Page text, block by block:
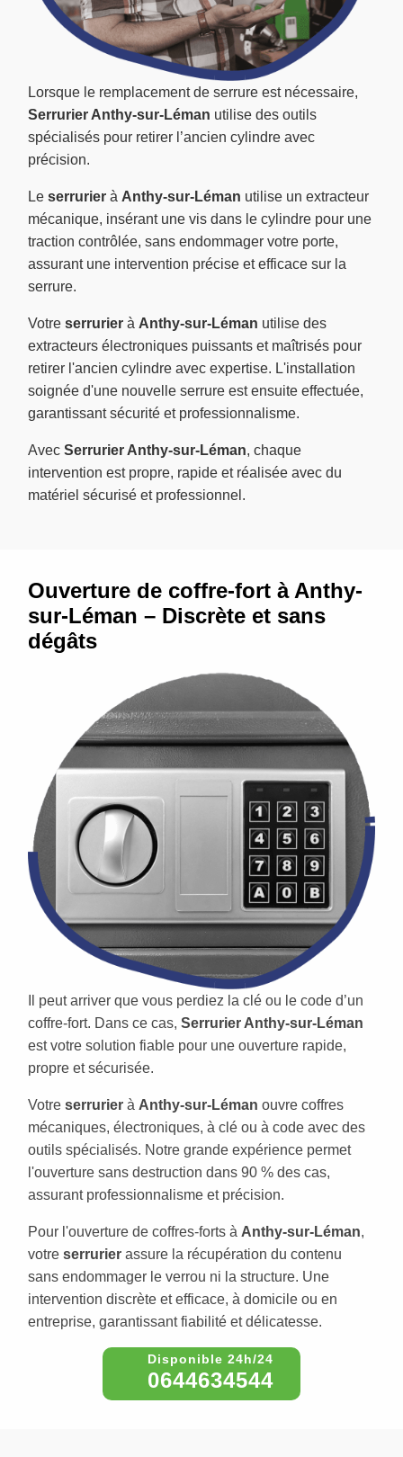
Lorsque le remplacement de serrure est nécessaire,
Serrurier Anthy-sur-Léman utilise des outils
spécialisés pour retirer l’ancien cylindre avec
précision.
Le serrurier à Anthy-sur-Léman utilise un extracteur
mécanique, insérant une vis dans le cylindre pour une
traction contrôlée, sans endommager votre porte,
assurant une intervention précise et efficace sur la
serrure.
Votre serrurier à Anthy-sur-Léman utilise des
extracteurs électroniques puissants et maîtrisés pour
retirer l'ancien cylindre avec expertise. L'installation
soignée d'une nouvelle serrure est ensuite effectuée,
garantissant sécurité et professionnalisme.
Avec Serrurier Anthy-sur-Léman, chaque
intervention est propre, rapide et réalisée avec du
matériel sécurisé et professionnel.
Ouverture de coffre-fort à Anthy-
sur-Léman – Discrète et sans
dégâts
Il peut arriver que vous perdiez la clé ou le code d’un
coffre-fort. Dans ce cas, Serrurier Anthy-sur-Léman
est votre solution fiable pour une ouverture rapide,
propre et sécurisée.
Votre serrurier à Anthy-sur-Léman ouvre coffres
mécaniques, électroniques, à clé ou à code avec des
outils spécialisés. Notre grande expérience permet
l'ouverture sans destruction dans 90 % des cas,
assurant professionnalisme et précision.
Pour l'ouverture de coffres-forts à Anthy-sur-Léman,
votre serrurier assure la récupération du contenu
sans endommager le verrou ni la structure. Une
intervention discrète et efficace, à domicile ou en
entreprise, garantissant fiabilité et délicatesse.
0644634544